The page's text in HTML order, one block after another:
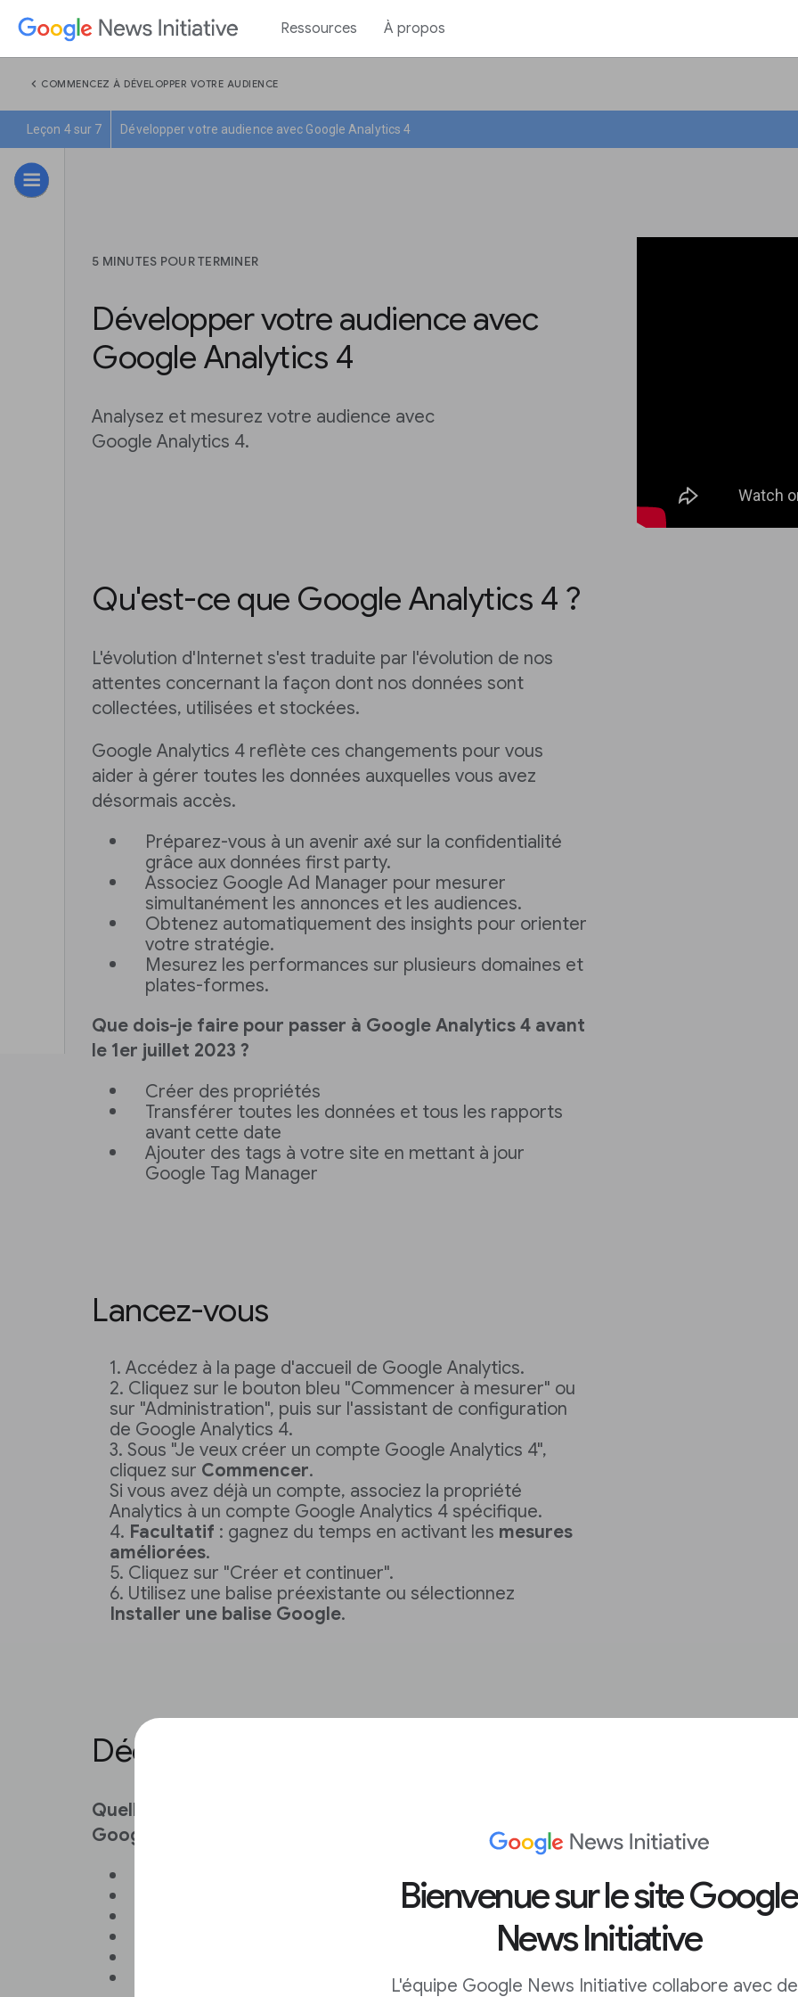
Ressources À propos
Bienvenue sur le site Google
News Initiative
L'équipe Google News Initiative collabore avec
chevron_left COMMENCEZ À DÉVELOPPER VOTRE AUDIENCE
Leçon 4 sur 7 Développer votre audience avec Google Analytics 4
5 MINUTES POUR TERMINER
Développer votre audience avec
Google Analytics 4
Analysez et mesurez votre audience avec
Google Analytics 4.
Qu'est-ce que Google Analytics 4 ?
L'évolution d'Internet s'est traduite par l'évolution de nos
attentes concernant la façon dont nos données sont
collectées, utilisées et stockées.
Google Analytics 4 reflète ces changements pour vous
aider à gérer toutes les données auxquelles vous avez
désormais accès.
Préparez-vous à un avenir axé sur la confidentialité
grâce aux données first party.
Associez Google Ad Manager pour mesurer
simultanément les annonces et les audiences.
Obtenez automatiquement des insights pour orienter
votre stratégie.
Mesurez les performances sur plusieurs domaines et
plates-formes.
Que dois-je faire pour passer à Google Analytics 4 avant
le 1er juillet 2023 ?
Créer des propriétés
Transférer toutes les données et tous les rapports
avant cette date
Ajouter des tags à votre site en mettant à jour
Google Tag Manager
Lancez-vous
Accédez à la page d'accueil de Google Analytics.
Cliquez sur le bouton bleu "Commencer à mesurer" ou
sur "Administration", puis sur l'assistant de configuration
de Google Analytics 4.
Sous "Je veux créer un compte Google Analytics 4",
cliquez sur Commencer.
Si vous avez déjà un compte, associez la propriété
Analytics à un compte Google Analytics 4 spécifique.
Facultatif : gagnez du temps en activant les mesures
améliorées.
Cliquez sur "Créer et continuer".
Utilisez une balise préexistante ou sélectionnez
Installer une balise Google.
Découvrez Google Analytics 4
Quelles sont les différentes sections de
Google Analytics 4 ?